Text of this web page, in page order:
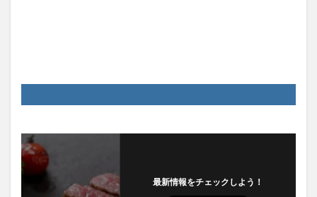
最新情報をチェックしよう！